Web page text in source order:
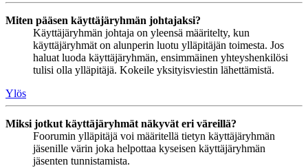
Miten pääsen käyttäjäryhmän johtajaksi?
Käyttäjäryhmän johtaja on yleensä määritelty, kun
käyttäjäryhmät on alunperin luotu ylläpitäjän toimesta. Jos
haluat luoda käyttäjäryhmän, ensimmäinen yhteyshenkilösi
tulisi olla ylläpitäjä. Kokeile yksityisviestin lähettämistä.
Ylös
Miksi jotkut käyttäjäryhmät näkyvät eri väreillä?
Foorumin ylläpitäjä voi määritellä tietyn käyttäjäryhmän
jäsenille värin joka helpottaa kyseisen käyttäjäryhmän
jäsenten tunnistamista.